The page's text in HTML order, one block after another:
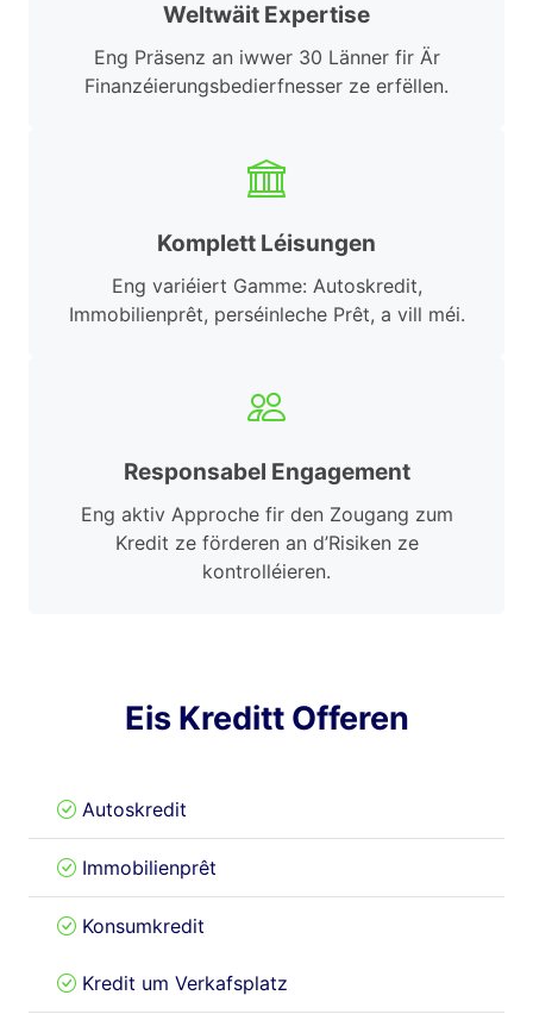
Weltwäit Expertise
Eng Präsenz an iwwer 30 Länner fir Är
Finanzéierungsbedierfnesser ze erfëllen.
Komplett Léisungen
Eng variéiert Gamme: Autoskredit,
Immobilienprêt, perséinleche Prêt, a vill méi.
Responsabel Engagement
Eng aktiv Approche fir den Zougang zum
Kredit ze förderen an d’Risiken ze
kontrolléieren.
Eis Kreditt Offeren
Autoskredit
Immobilienprêt
Konsumkredit
Kredit um Verkafsplatz